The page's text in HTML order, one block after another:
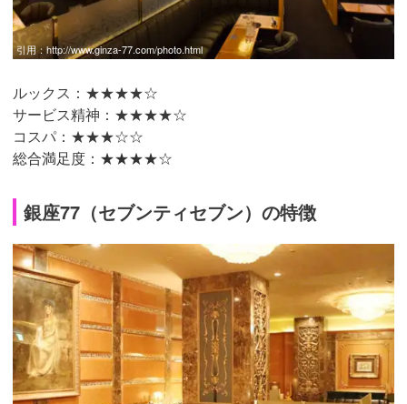
引用：http://www.ginza-77.com/photo.html
ルックス：★★★★☆
サービス精神：★★★★☆
コスパ：★★★☆☆
総合満足度：★★★★☆
銀座77（セブンティセブン）の特徴